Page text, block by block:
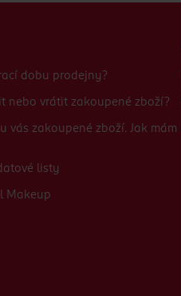
dobu prodejny?
nebo vrátit zakoupené zboží?
vás zakoupené zboží. Jak mám
listy
Makeup